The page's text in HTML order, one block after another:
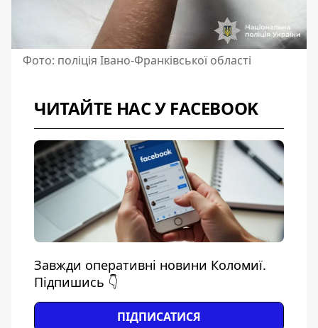
Фото: поліція Івано-Франківської області
ЧИТАЙТЕ НАС У FACEBOOK
Завжди оперативні новини Коломиї.
Підпишись 👇
ПІДПИСАТИСЯ